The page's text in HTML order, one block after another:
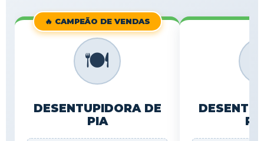
🔥 CAMPEÃO DE VENDAS
🍽️
DESENTUPIDORA DE
PIA